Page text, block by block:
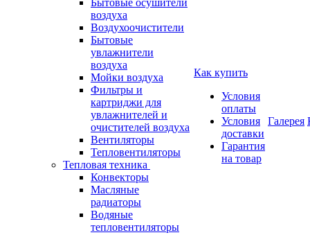
Бытовые осушители
воздуха
Воздухоочистители
Бытовые
увлажнители
воздуха
Мойки воздуха
Фильтры и
картриджи для
увлажнителей и
очистителей воздуха
Вентиляторы
Тепловентиляторы
Тепловая техника
Конвекторы
Масляные
радиаторы
Водяные
тепловентиляторы
Как купить
Условия
оплаты
Условия
доставки
Гарантия
на товар
Галерея